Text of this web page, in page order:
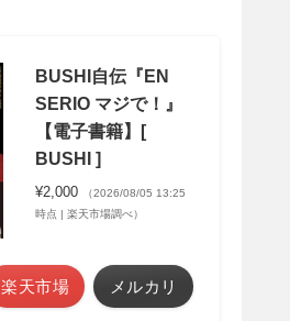
BUSHI自伝『EN
SERIO マジで！』
【電子書籍】[
BUSHI ]
¥2,000
（2026/08/05 13:25
時点 | 楽天市場調べ）
楽天市場 メルカリ